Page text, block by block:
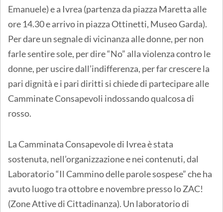
Emanuele) e a Ivrea (partenza da piazza Maretta alle
ore 14.30 e arrivo in piazza Ottinetti, Museo Garda).
Per dare un segnale di vicinanza alle donne, per non
farle sentire sole, per dire “No” alla violenza contro le
donne, per uscire dall’indifferenza, per far crescere la
pari dignità e i pari diritti si chiede di partecipare alle
Camminate Consapevoli indossando qualcosa di
rosso.
La Camminata Consapevole di Ivrea è stata
sostenuta, nell’organizzazione e nei contenuti, dal
Laboratorio “Il Cammino delle parole sospese” che ha
avuto luogo tra ottobre e novembre presso lo ZAC!
(Zone Attive di Cittadinanza). Un laboratorio di